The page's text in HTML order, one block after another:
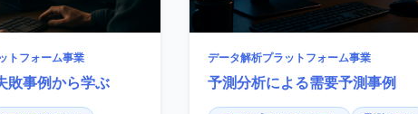
トフォーム事業
敗事例から学ぶ
データ解析プラットフォーム事業
予測分析による需要予測事例